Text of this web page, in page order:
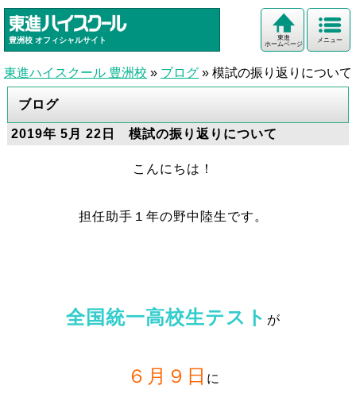
豊洲校 オフィシャルサイト メニュー
東進
ホームページ
東進ハイスクール 豊洲校 » ブログ » 模試の振り返りについて
ブログ
2019年 5月 22日 模試の振り返りについて
こんにちは！
担任助手１年の野中陸生です。
全国統一高校生テスト が
６月９日 に